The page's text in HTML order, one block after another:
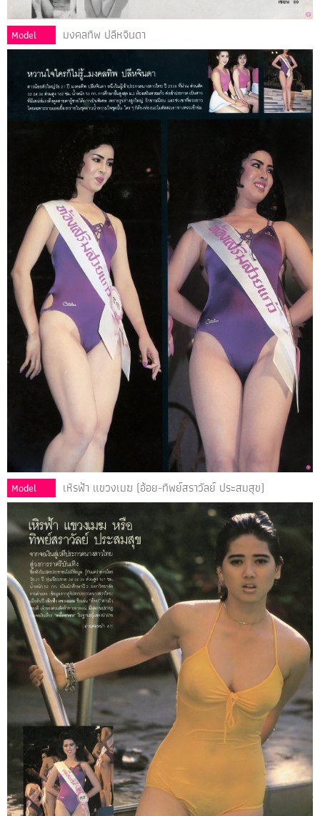
Model มงคลทิพ ปลีหจินดา
Model เหิรฟ้า แขวงเมฆ (อ้อย-ทิพย์สราวัลย์ ประสมสุข)